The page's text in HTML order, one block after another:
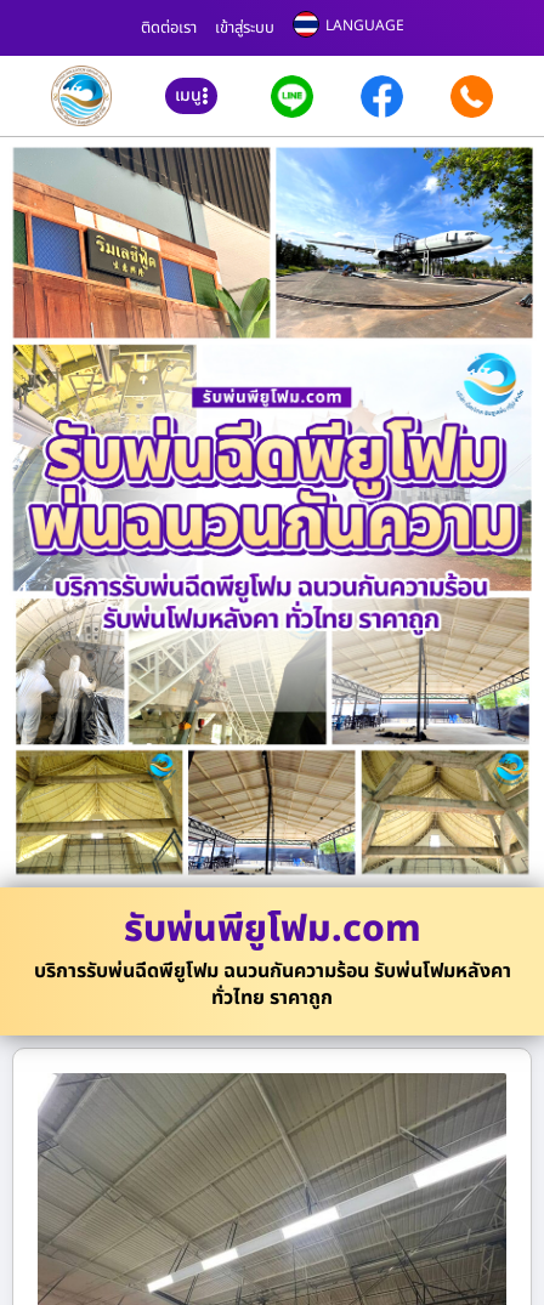
ติดต่อเรา เข้าสู่ระบบ LANGUAGE
เมนู
รับพ่นพียูโฟม.com
บริการรับพ่นฉีดพียูโฟม ฉนวนกันความร้อน รับพ่นโฟมหลังคา
ทั่วไทย ราคาถูก